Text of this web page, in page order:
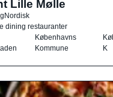
Lille Mølle
Nordisk
dining restauranter
Københavns
Kommune
K